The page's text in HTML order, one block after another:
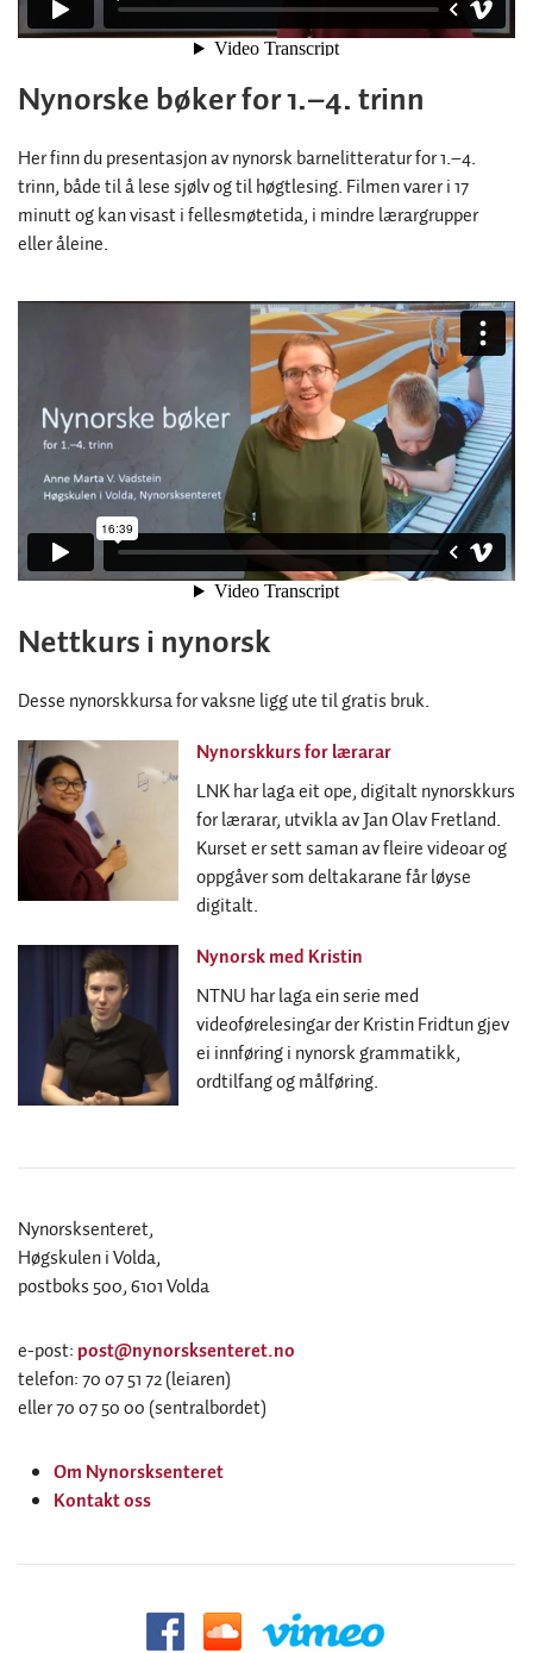
Nynorske bøker for 1.–4. trinn
Her finn du presentasjon av nynorsk barnelitteratur for 1.–4.
trinn, både til å lese sjølv og til høgtlesing. Filmen varer i 17
minutt og kan visast i fellesmøtetida, i mindre lærargrupper
eller åleine.
Nettkurs i nynorsk
Desse nynorskkursa for vaksne ligg ute til gratis bruk.
Nynorskkurs for lærarar
LNK har laga eit ope, digitalt nynorskkurs
for lærarar, utvikla av Jan Olav Fretland.
Kurset er sett saman av fleire videoar og
oppgåver som deltakarane får løyse
digitalt.
Nynorsk med Kristin
NTNU har laga ein serie med
videoførelesingar der Kristin Fridtun gjev
ei innføring i nynorsk grammatikk,
ordtilfang og målføring.
Nynorsksenteret,
Høgskulen i Volda,
postboks 500, 6101 Volda
e-post: post@nynorsksenteret.no
telefon: 70 07 51 72 (leiaren)
eller 70 07 50 00 (sentralbordet)
Om Nynorsksenteret
Kontakt oss